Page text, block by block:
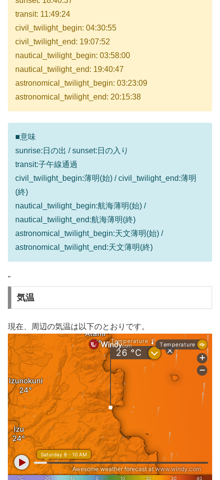
transit: 11:49:24
civil_twilight_begin: 04:30:55
civil_twilight_end: 19:07:52
nautical_twilight_begin: 03:58:00
nautical_twilight_end: 19:40:47
astronomical_twilight_begin: 03:23:09
astronomical_twilight_end: 20:15:38
■意味
sunrise:日の出 / sunset:日の入り
transit:子午線通過
civil_twilight_begin:薄明(始) / civil_twilight_end:薄明
(終)
nautical_twilight_begin:航海薄明(始) /
nautical_twilight_end:航海薄明(終)
astronomical_twilight_begin:天文薄明(始) /
astronomical_twilight_end:天文薄明(終)
"
気温
現在、周辺の気温は以下のとおりです。